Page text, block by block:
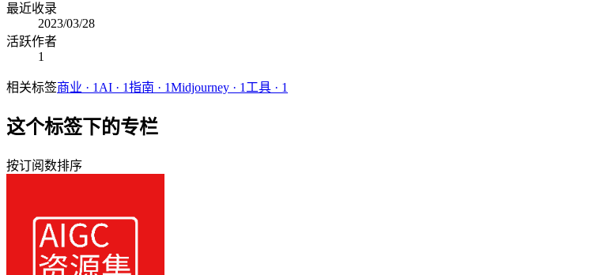
最近收录
2023/03/28
活跃作者
1
相关标签商业 · 1 AI · 1指南 · 1Midjourney · 1 工具 · 1
这个标签下的专栏
按订阅数排序